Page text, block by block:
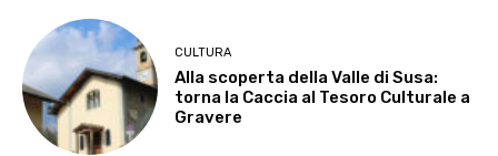
CULTURA
Alla scoperta della Valle di Susa:
torna la Caccia al Tesoro Culturale a
Gravere